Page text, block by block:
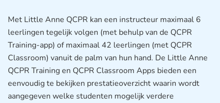
Met Little Anne QCPR kan een instructeur maximaal 6
leerlingen tegelijk volgen (met behulp van de QCPR
Training-app) of maximaal 42 leerlingen (met QCPR
Classroom) vanuit de palm van hun hand. De Little Anne
QCPR Training en QCPR Classroom Apps bieden een
eenvoudig te bekijken prestatieoverzicht waarin wordt
aangegeven welke studenten mogelijk verdere